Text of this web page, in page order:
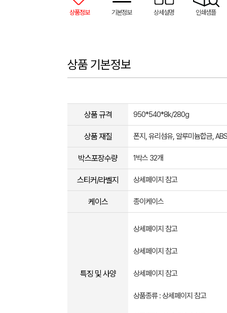
상품정보 기본정보 상세설명 인쇄샘플
상품 기본정보
상품 규격 950*540*8k/280g
상품 재질 폰지, 유리섬유, 알루미늄합금, ABS
박스포장수량 1박스 32개
스티커/라벨지 상세페이지 참고
케이스 종이케이스
특징 및 사양
상세페이지 참고
상세페이지 참고
상세페이지 참고
상품종류 : 상세페이지 참고